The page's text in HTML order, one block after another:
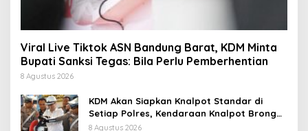
Viral Live Tiktok ASN Bandung Barat, KDM Minta
Bupati Sanksi Tegas: Bila Perlu Pemberhentian
8 Agustus 2026
KDM Akan Siapkan Knalpot Standar di
Setiap Polres, Kendaraan Knalpot Brong
Tertangkap Langsung Ganti
8 Agustus 2026